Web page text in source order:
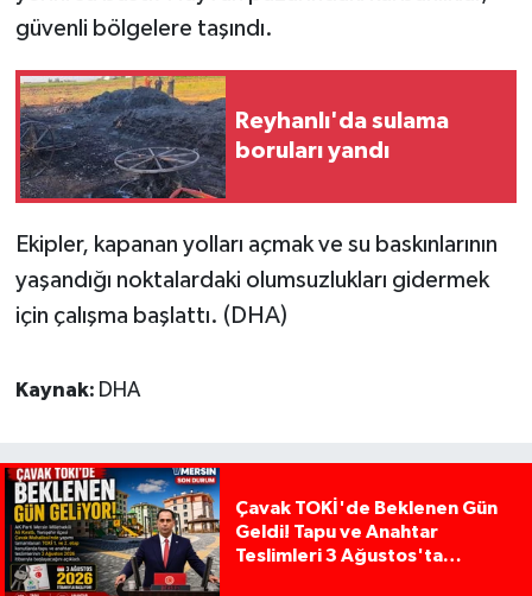
güvenli bölgelere taşındı.
Reyhanlı'da sulama
boruları yandı
Ekipler, kapanan yolları açmak ve su baskınlarının
yaşandığı noktalardaki olumsuzlukları gidermek
için çalışma başlattı. (DHA)
Kaynak: DHA
Çavak TOKİ'de Beklenen Gün
Geldi! Tapu ve Anahtar
Teslimleri 3 Ağustos'ta